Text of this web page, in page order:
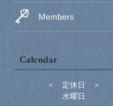
Members
＜ 定休日 ＞
水曜日